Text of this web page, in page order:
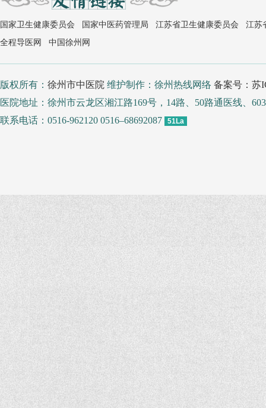
国家卫生健康委员会 国家中医药管理局 江苏省卫生健康委员会
江苏
全程导医网
中国徐州网
版权所有： 徐州市中医院 维护制作：徐州热线网络 备案号：苏
医院地址：徐州市云龙区湘江路169号，14路、50路通医线、
联系电话：0516-962120 0516–68692087
51La